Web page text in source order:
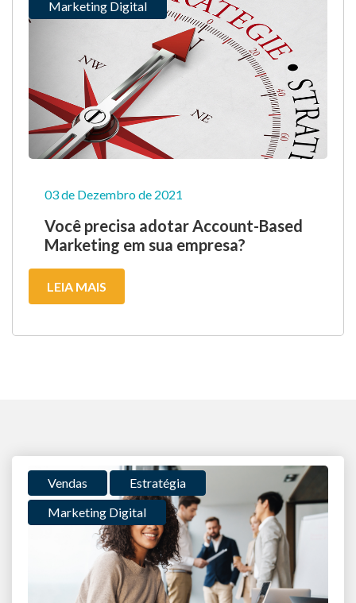
Marketing Digital
03 de Dezembro de 2021
Você precisa adotar Account-Based
Marketing em sua empresa?
LEIA MAIS
Vendas
Estratégia
Marketing Digital